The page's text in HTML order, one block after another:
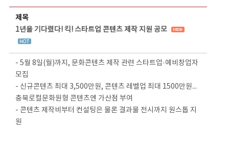
제목
1년을 기다렸다! 킥! 스타트업 콘텐츠 제작 지원 공모
- 5월 8일(월)까지, 문화콘텐츠 제작 관련 스타트업·예비창업자
모집
- 신규콘텐츠 최대 3,500만원, 콘텐츠 레벨업 최대 1500만원...
충북로컬문화원형 콘텐츠엔 가산점 부여
- 콘텐츠 제작비부터 컨설팅은 물론 결과물 전시까지 원스톱 지
원